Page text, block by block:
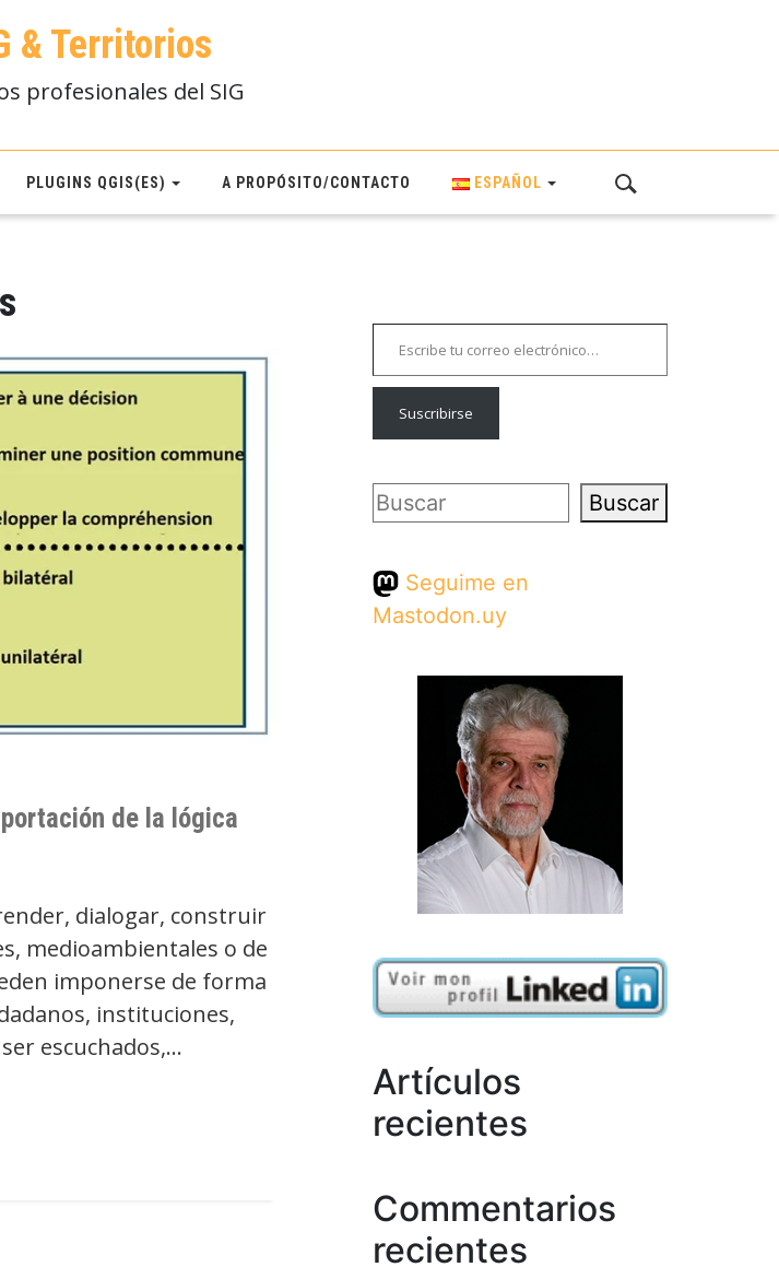
& Territorios
profesionales del SIG
PLUGINS QGIS(ES) A PROPÓSITO/CONTACTO ESPAÑOL
de la lógica
dialogar, construir
medioambientales o de
imponerse de forma
instituciones,
escuchados,…
Escribe tu correo electrónico…
Suscribirse
Buscar Buscar
Seguime en
Mastodon.uy
Artículos
recientes
Commentarios
recientes